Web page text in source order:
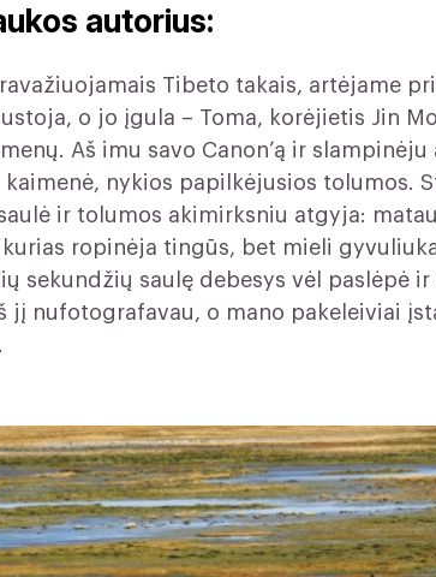
autorius:
Tibeto takais, artėjame
o jo įgula – Toma, korėjietis Jin
Aš imu savo Canon’ą ir slampinėju
nykios papilkėjusios tolumos.
ir tolumos akimirksniu atgyja:
ropinėja tingūs, bet mieli
sekundžių saulę debesys vėl paslėpė
jį nufotografavau, o mano pakeleiviai